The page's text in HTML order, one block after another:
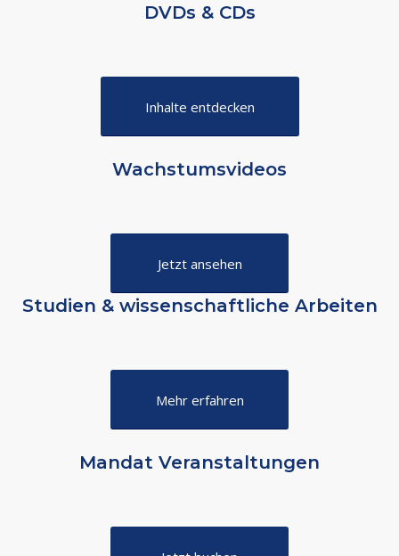
DVDs & CDs
Inhalte entdecken
Wachstumsvideos
Jetzt ansehen
Studien & wissenschaftliche Arbeiten
Mehr erfahren
Mandat Veranstaltungen